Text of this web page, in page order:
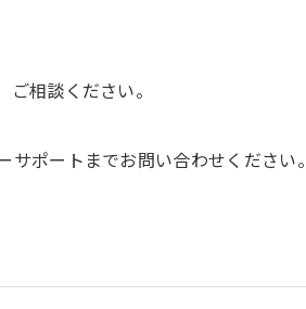
相談ください。
サポートまでお問い合わせください